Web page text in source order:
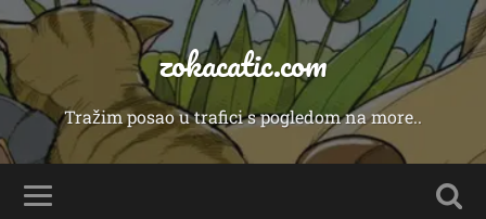
zokacatic.com
Tražim posao u trafici s pogledom na more..